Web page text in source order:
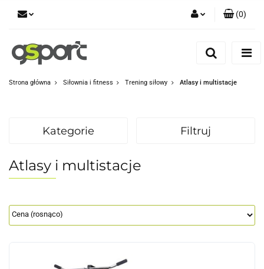
Dodaj zgłoszenie
(0)
Strona główna Siłownia i fitness Trening siłowy Atlasy i multistacje
Kategorie Filtruj
Atlasy i multistacje